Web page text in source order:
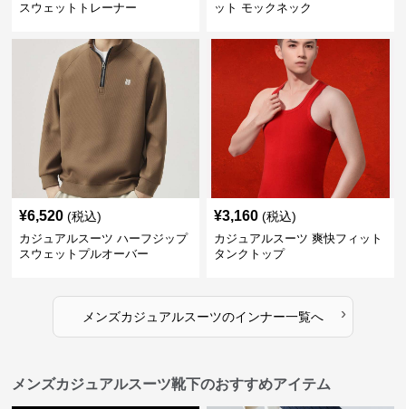
スウェットトレーナー
ット モックネック
¥6,520 (税込)
カジュアルスーツ ハーフジップ
スウェットプルオーバー
¥3,160 (税込)
カジュアルスーツ 爽快フィット
タンクトップ
メンズカジュアルスーツのインナー一覧へ ›
メンズカジュアルスーツ靴下のおすすめアイテム